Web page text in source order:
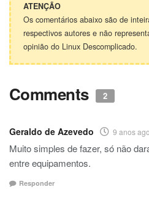
ATENÇÃO
Os comentários abaixo são de
respectivos autores e não
opinião do Linux Descomplicado.
Comments 2
Geraldo de Azevedo 9 anos ago
Muito simples de fazer, só não
entre equipamentos.
Responder